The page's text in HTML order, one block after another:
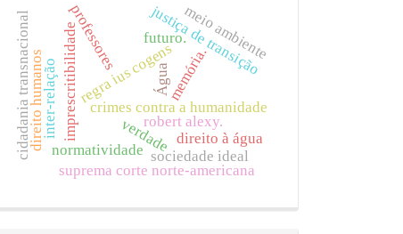
verdade
regra ius cogens
crimes contra a humanidade
imprescritibilidade
robert alexy.
normatividade
memória.
justiça de transição
direito à água
inter-relação
meio ambiente
direito humanos
professores
cidadania transnacional Água
sociedade ideal
suprema corte norte-americana
futuro.